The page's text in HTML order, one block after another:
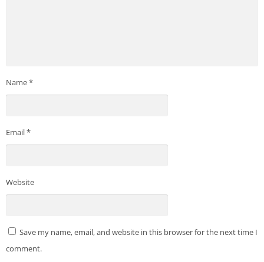
Name*
Email*
Website
Save my name, email, and website in this browser for the next time I
comment.